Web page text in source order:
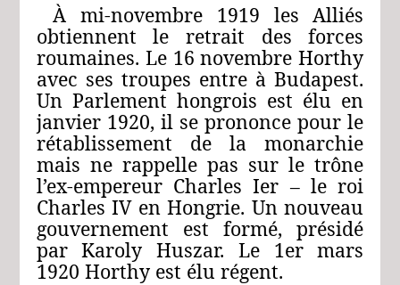
À mi-novembre 1919 les Alliés
obtiennent le retrait des forces
roumaines. Le 16 novembre Horthy
avec ses troupes entre à Budapest.
Un Parlement hongrois est élu en
janvier 1920, il se prononce pour le
rétablissement de la monarchie
mais ne rappelle pas sur le trône
l’ex-empereur Charles Ier – le roi
Charles IV en Hongrie. Un nouveau
gouvernement est formé, présidé
par Karoly Huszar. Le 1er mars
1920 Horthy est élu régent.